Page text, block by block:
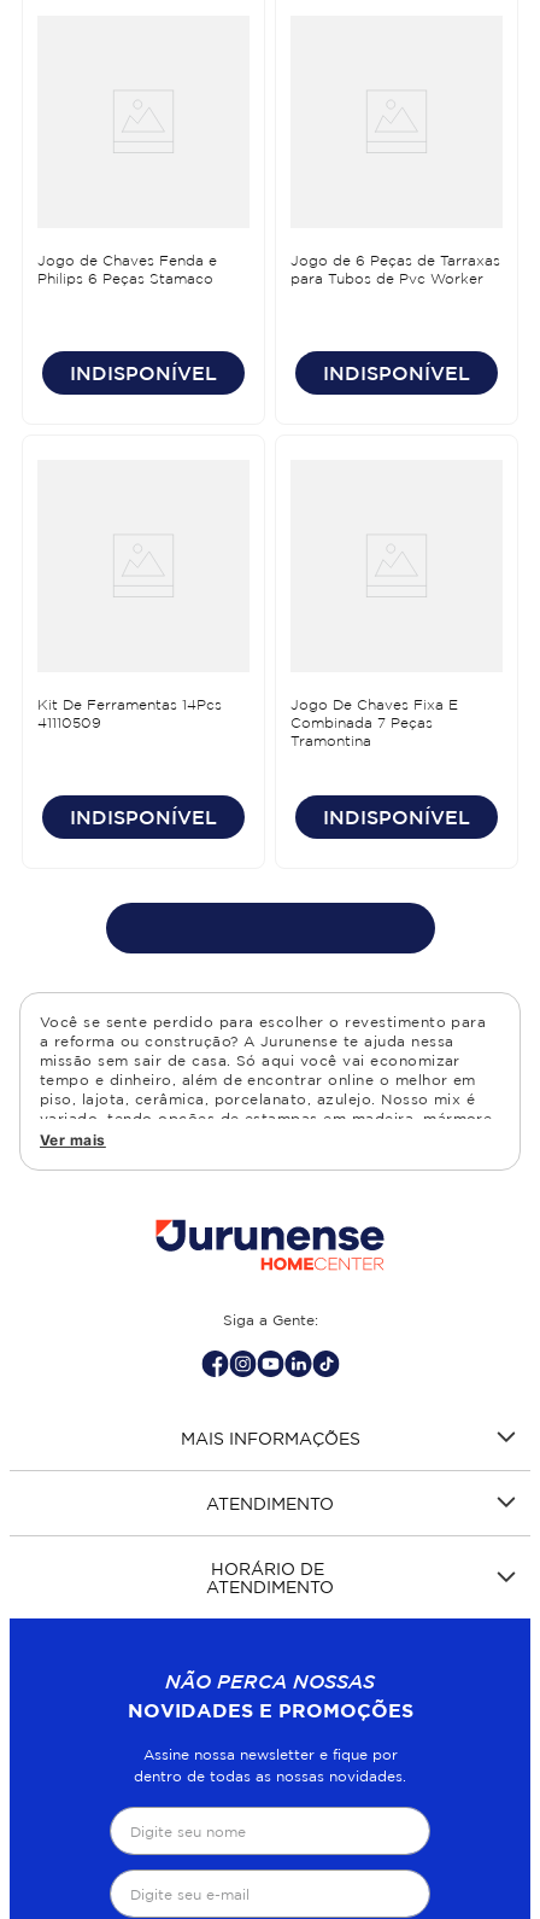
Jogo de Chaves Fenda e
Philips 6 Peças Stamaco
INDISPONÍVEL
Jogo de 6 Peças de Tarraxas
para Tubos de Pvc Worker
INDISPONÍVEL
Kit De Ferramentas 14Pcs
41110509
INDISPONÍVEL
Jogo De Chaves Fixa E
Combinada 7 Peças
Tramontina
INDISPONÍVEL
Você se sente perdido para escolher o revestimento para
a reforma ou construção? A Jurunense te ajuda nessa
missão sem sair de casa. Só aqui você vai economizar
tempo e dinheiro, além de encontrar online o melhor em
piso, lajota, cerâmica, porcelanato, azulejo. Nosso mix é
variado, tendo opções de estampas em madeira, mármore,
granito, cimento, geométrico, e muito mais Confira as
cozinha, quarto, sala de estar.
Ver mais
Siga a Gente:
MAIS INFORMAÇÕES
ATENDIMENTO
HORÁRIO DE
ATENDIMENTO
NÃO PERCA NOSSAS
NOVIDADES E PROMOÇÕES
Assine nossa newsletter e fique por
dentro de todas as nossas novidades.